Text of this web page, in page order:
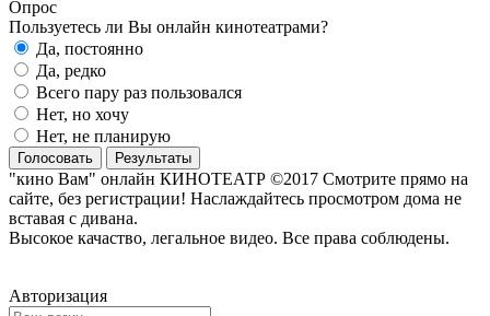
Опрос
Пользуетесь ли Вы онлайн кинотеатрами?
Да, постоянно
Да, редко
Всего пару раз пользовался
Нет, но хочу
Нет, не планирую
Голосовать Результаты
"кино Вам" онлайн КИНОТЕАТР ©2017 Смотрите прямо на
сайте, без регистрации! Наслаждайтесь просмотром дома не
вставая с дивана.
Высокое качаство, легальное видео. Все права соблюдены.
Авторизация